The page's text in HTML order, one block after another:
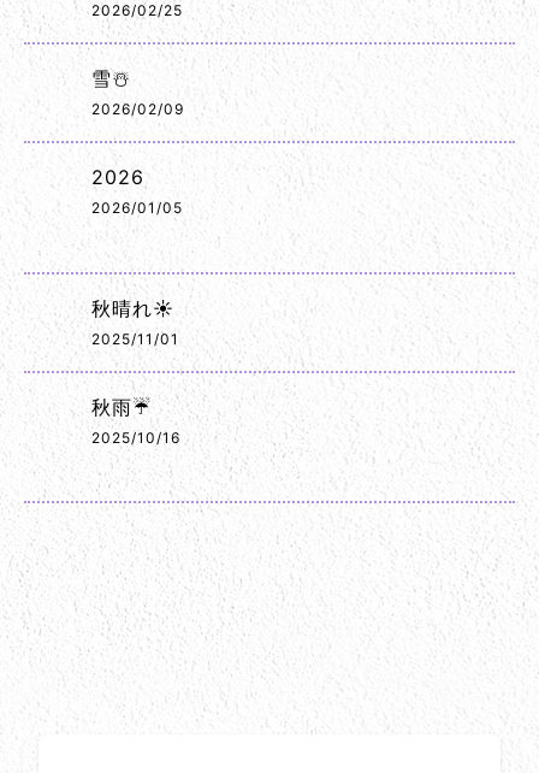
2026/02/25
雪☃️
2026/02/09
2026
2026/01/05
秋晴れ☀️
2025/11/01
秋雨☔
2025/10/16